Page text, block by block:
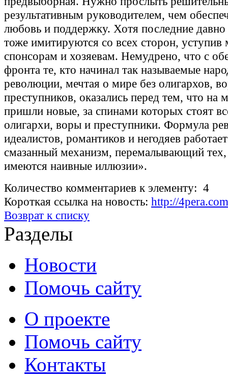
результативным руководителем, чем
любовь и поддержку. Хотя последние
тоже имитируются со всех сторон, уступив
спонсорам и хозяевам. Немудрено, что с
фронта те, кто начинал так называемые
революции, мечтая о мире без олигархов,
преступников, оказались перед тем, что на
пришли новые, за спинами которых стоят
олигархи, воры и преступники. Формула
идеалистов, романтиков и негодяев
смазанный механизм, перемалывающий тех,
имеются наивные иллюзии».
Количество комментариев к элементу: 4
Короткая ссылка на новость: http://
Возврат к списку
Разделы
Новости
Помочь сайту
О проекте
Помочь сайту
Контакты